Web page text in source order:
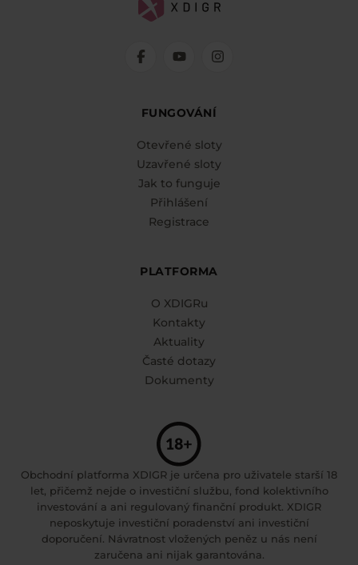
FUNGOVÁNÍ
Otevřené sloty
Uzavřené sloty
Jak to funguje
Přihlášení
Registrace
PLATFORMA
O XDIGRu
Kontakty
Aktuality
Časté dotazy
Dokumenty
Obchodní platforma XDIGR je určena pro uživatele starší 18
let, přičemž nejde o investiční službu, fond kolektivního
investování a ani regulovaný finanční produkt. XDIGR
neposkytuje investiční poradenství ani investiční
doporučení. Návratnost vložených peněz u nás není
zaručena ani nijak garantována.